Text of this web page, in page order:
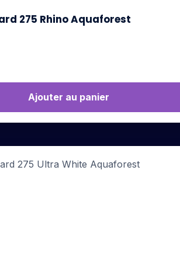
275 Rhino Aquaforest
Ajouter au panier